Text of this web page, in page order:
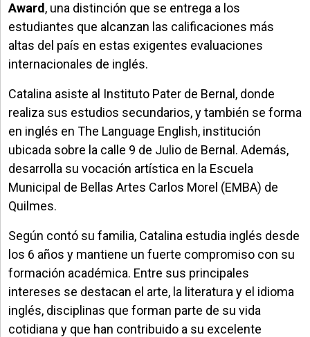
Award , una distinción que se entrega a los
estudiantes que alcanzan las calificaciones más
altas del país en estas exigentes evaluaciones
internacionales de inglés.
Catalina asiste al Instituto Pater de Bernal, donde
realiza sus estudios secundarios, y también se forma
en inglés en The Language English, institución
ubicada sobre la calle 9 de Julio de Bernal. Además,
desarrolla su vocación artística en la Escuela
Municipal de Bellas Artes Carlos Morel (EMBA) de
Quilmes.
Según contó su familia, Catalina estudia inglés desde
los 6 años y mantiene un fuerte compromiso con su
formación académica. Entre sus principales
intereses se destacan el arte, la literatura y el idioma
inglés, disciplinas que forman parte de su vida
cotidiana y que han contribuido a su excelente